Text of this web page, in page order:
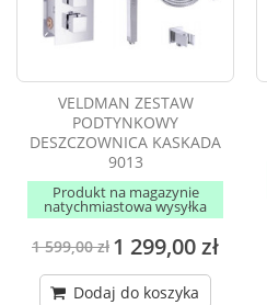
VELDMAN ZESTAW
PODTYNKOWY
DESZCZOWNICA KASKADA
9013
Produkt na magazynie
natychmiastowa wysyłka
1 599,00 zł 1 299,00 zł
Dodaj do koszyka